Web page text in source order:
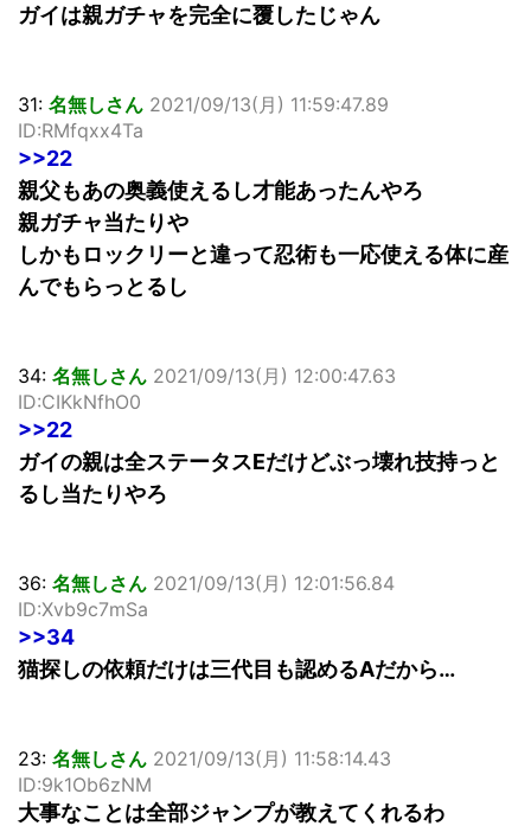
ガイは親ガチャを完全に覆したじゃん
31: 名無しさん 2021/09/13(月) 11:59:47.89
ID:RMfqxx4Ta
>>22
親父もあの奥義使えるし才能あったんやろ
親ガチャ当たりや
しかもロックリーと違って忍術も一応使える体に産
んでもらっとるし
34: 名無しさん 2021/09/13(月) 12:00:47.63
ID:CIKkNfhO0
>>22
ガイの親は全ステータスEだけどぶっ壊れ技持っと
るし当たりやろ
36: 名無しさん 2021/09/13(月) 12:01:56.84
ID:Xvb9c7mSa
>>34
猫探しの依頼だけは三代目も認めるAだから…
23: 名無しさん 2021/09/13(月) 11:58:14.43
ID:9k1Ob6zNM
大事なことは全部ジャンプが教えてくれるわ